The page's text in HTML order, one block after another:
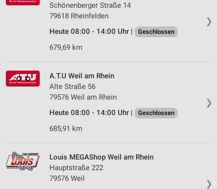
❯
Schönenberger Straße 14
79618 Rheinfelden
Heute 08:00 - 14:00 Uhr |
Geschlossen
679,69 km
❯
A.T.U Weil am Rhein
Alte Straße 56
79576 Weil am Rhein
Heute 08:00 - 14:00 Uhr |
Geschlossen
685,91 km
❯
Louis MEGAShop Weil am Rhein
Hauptstraße 222
79576 Weil